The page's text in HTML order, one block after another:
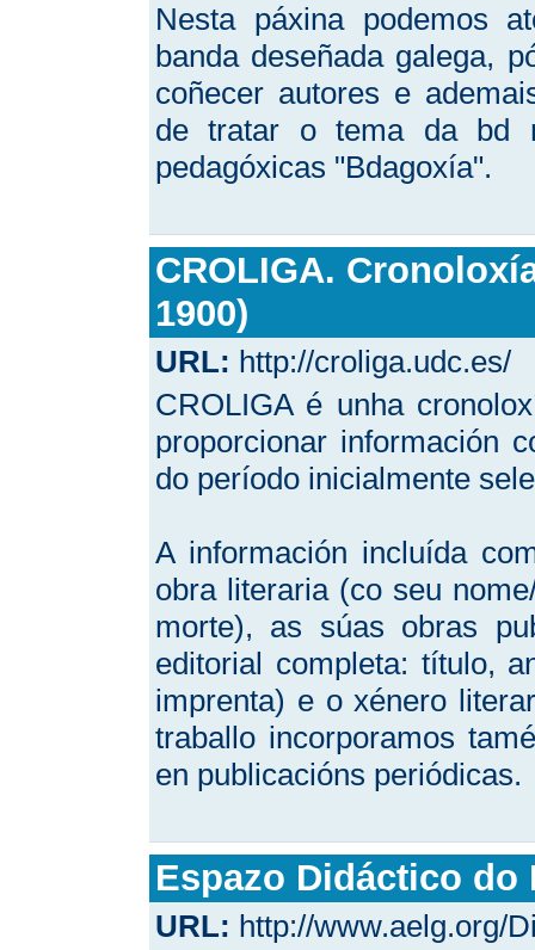
Nesta páxina podemos
banda deseñada galega,
coñecer autores e
de tratar o tema da bd
pedagóxicas "Bdagoxía".
CROLIGA.
1900)
URL: http://croliga.udc.es/
CROLIGA é unha
proporcionar información
do período inicialmente
A información incluída
obra literaria (co seu
morte), as súas obras
editorial completa: título,
imprenta) e o xénero
traballo incorporamos
en publicacións periódicas.
Espazo Didáctico do
URL: http://www.aelg.org/